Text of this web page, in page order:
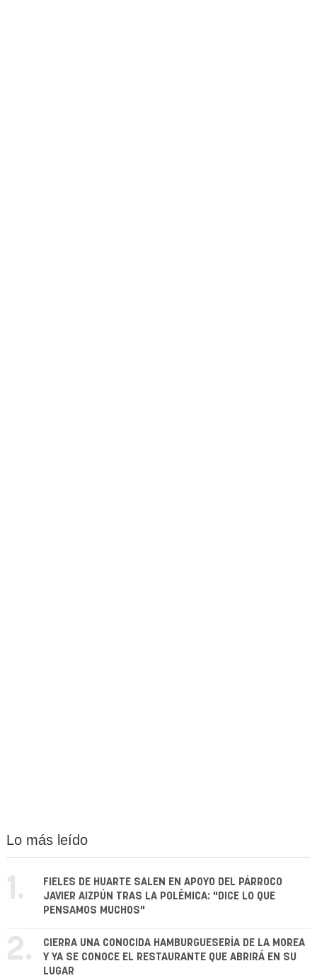
Lo más leído
1.
FIELES DE HUARTE SALEN EN APOYO DEL PÁRROCO
JAVIER AIZPÚN TRAS LA POLÉMICA: "DICE LO QUE
PENSAMOS MUCHOS"
2.
CIERRA UNA CONOCIDA HAMBURGUESERÍA DE LA MOREA
Y YA SE CONOCE EL RESTAURANTE QUE ABRIRÁ EN SU
LUGAR